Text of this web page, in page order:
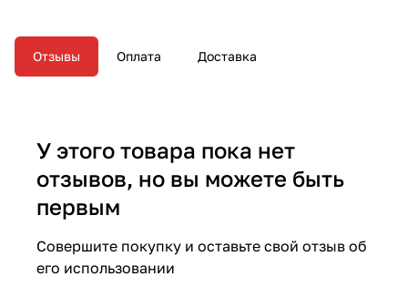
Отзывы Оплата Доставка
У этого товара пока нет
отзывов, но вы можете быть
первым
Совершите покупку и оставьте свой отзыв об
его использовании